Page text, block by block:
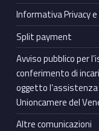
Informativa Privacy e
Split payment
Avviso pubblico per
conferimento di
oggetto
Unioncamere del
Altre comunicazioni